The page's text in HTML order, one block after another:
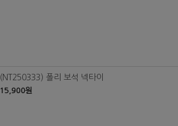
(NT250333) 폴리 보석 넥타이
15,900원